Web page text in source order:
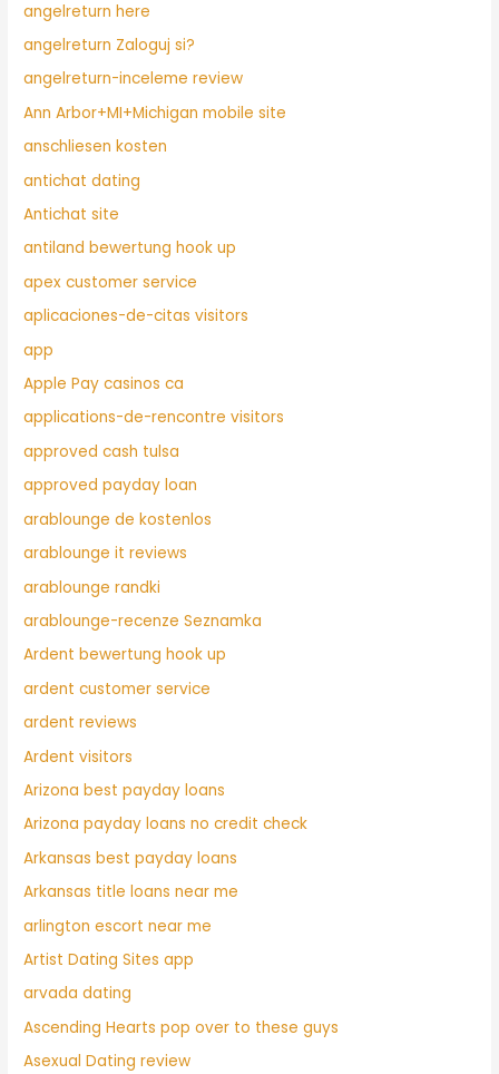
angelreturn here
angelreturn Zaloguj si?
angelreturn-inceleme review
Ann Arbor+MI+Michigan mobile site
anschliesen kosten
antichat dating
Antichat site
antiland bewertung hook up
apex customer service
aplicaciones-de-citas visitors
app
Apple Pay casinos ca
applications-de-rencontre visitors
approved cash tulsa
approved payday loan
arablounge de kostenlos
arablounge it reviews
arablounge randki
arablounge-recenze Seznamka
Ardent bewertung hook up
ardent customer service
ardent reviews
Ardent visitors
Arizona best payday loans
Arizona payday loans no credit check
Arkansas best payday loans
Arkansas title loans near me
arlington escort near me
Artist Dating Sites app
arvada dating
Ascending Hearts pop over to these guys
Asexual Dating review